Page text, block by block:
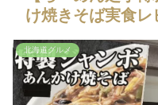
け焼きそば実食レ
北海道グルメ